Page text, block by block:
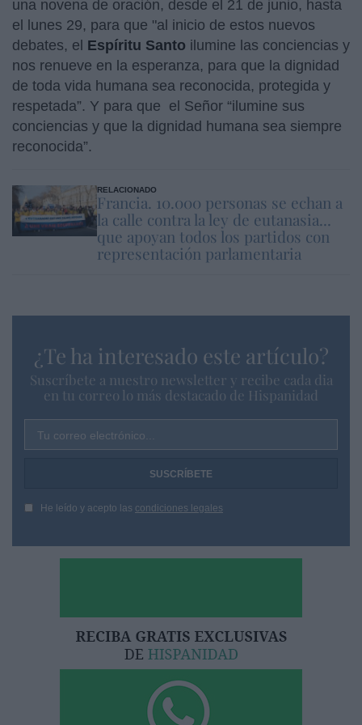
una novena de oración, desde el 21 de junio, hasta
el lunes 29, para que "al inicio de estos nuevos
debates, el Espíritu Santo ilumine las conciencias y
nos renueve en la esperanza, para que la dignidad
de toda vida humana sea reconocida, protegida y
respetada”. Y para que el Señor “ilumine sus
conciencias y que la dignidad humana sea siempre
reconocida”.
RELACIONADO
Francia. 10.000 personas se echan a
la calle contra la ley de eutanasia...
que apoyan todos los partidos con
representación parlamentaria
¿Te ha interesado este artículo?
Suscríbete a nuestro newsletter y recibe cada dia
en tu correo lo más destacado de Hispanidad
Tu correo electrónico...
He leído y acepto las condiciones legales